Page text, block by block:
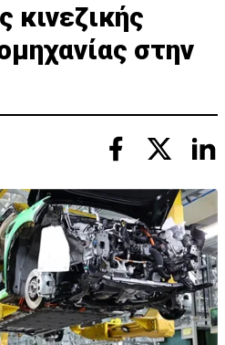
κινεζικής
στην